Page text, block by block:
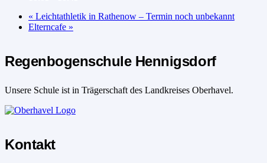
« Leichtathletik in Rathenow – Termin noch unbekannt
Elterncafe »
Regenbogenschule Hennigsdorf
Unsere Schule ist in Trägerschaft des Landkreises Oberhavel.
Kontakt